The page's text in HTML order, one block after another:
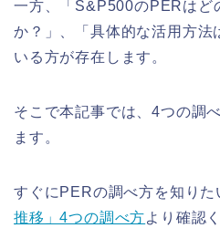
一方、「S&P500のPERはど
か？」、「具体的な活用方法
いる方が存在します。
そこで本記事では、4つの調
ます。
すぐにPERの調べ方を知りた
推移」4つの調べ方より確認